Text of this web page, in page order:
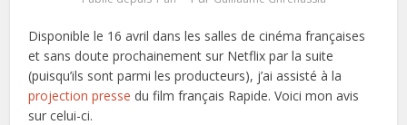
Disponible le 16 avril dans les salles de cinéma françaises
et sans doute prochainement sur Netflix par la suite
(puisqu’ils sont parmi les producteurs), j’ai assisté à la
projection presse du film français Rapide. Voici mon avis
sur celui-ci.